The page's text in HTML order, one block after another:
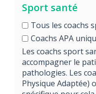
Sport santé
Tous les coachs
Coachs APA
Les coachs sport
accompagner le
pathologies. Les
Physique Adaptée)